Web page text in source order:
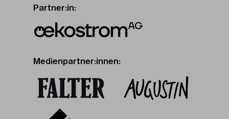
Partner:in:
Medienpartner:innen: